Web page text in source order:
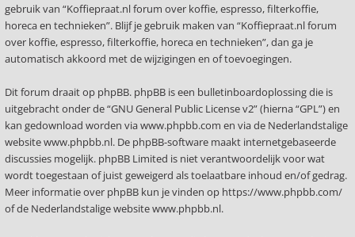
gebruik van “Koffiepraat.nl forum over koffie, espresso, filterkoffie,
horeca en technieken”. Blijf je gebruik maken van “Koffiepraat.nl forum
over koffie, espresso, filterkoffie, horeca en technieken”, dan ga je
automatisch akkoord met de wijzigingen en of toevoegingen.
Dit forum draait op phpBB. phpBB is een bulletinboardoplossing die is
uitgebracht onder de “GNU General Public License v2” (hierna “GPL”) en
kan gedownload worden viawww.phpbb.com en via de Nederlandstalige
websitewww.phpbb.nl. De phpBB-software maakt internetgebaseerde
discussies mogelijk. phpBB Limited is niet verantwoordelijk voor wat
wordt toegestaan of juist geweigerd als toelaatbare inhoud en/of gedrag.
Meer informatie over phpBB kun je vinden op https://www.phpbb.com/
of de Nederlandstalige websitewww.phpbb.nl.